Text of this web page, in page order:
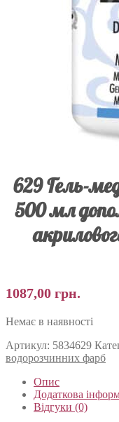
629 Гель-
500 мл
1087,00 грн.
Немає в наявності
Артикул: 5834629
водорозчинних фарб
Опис
Додаткова
Відгуки (0)